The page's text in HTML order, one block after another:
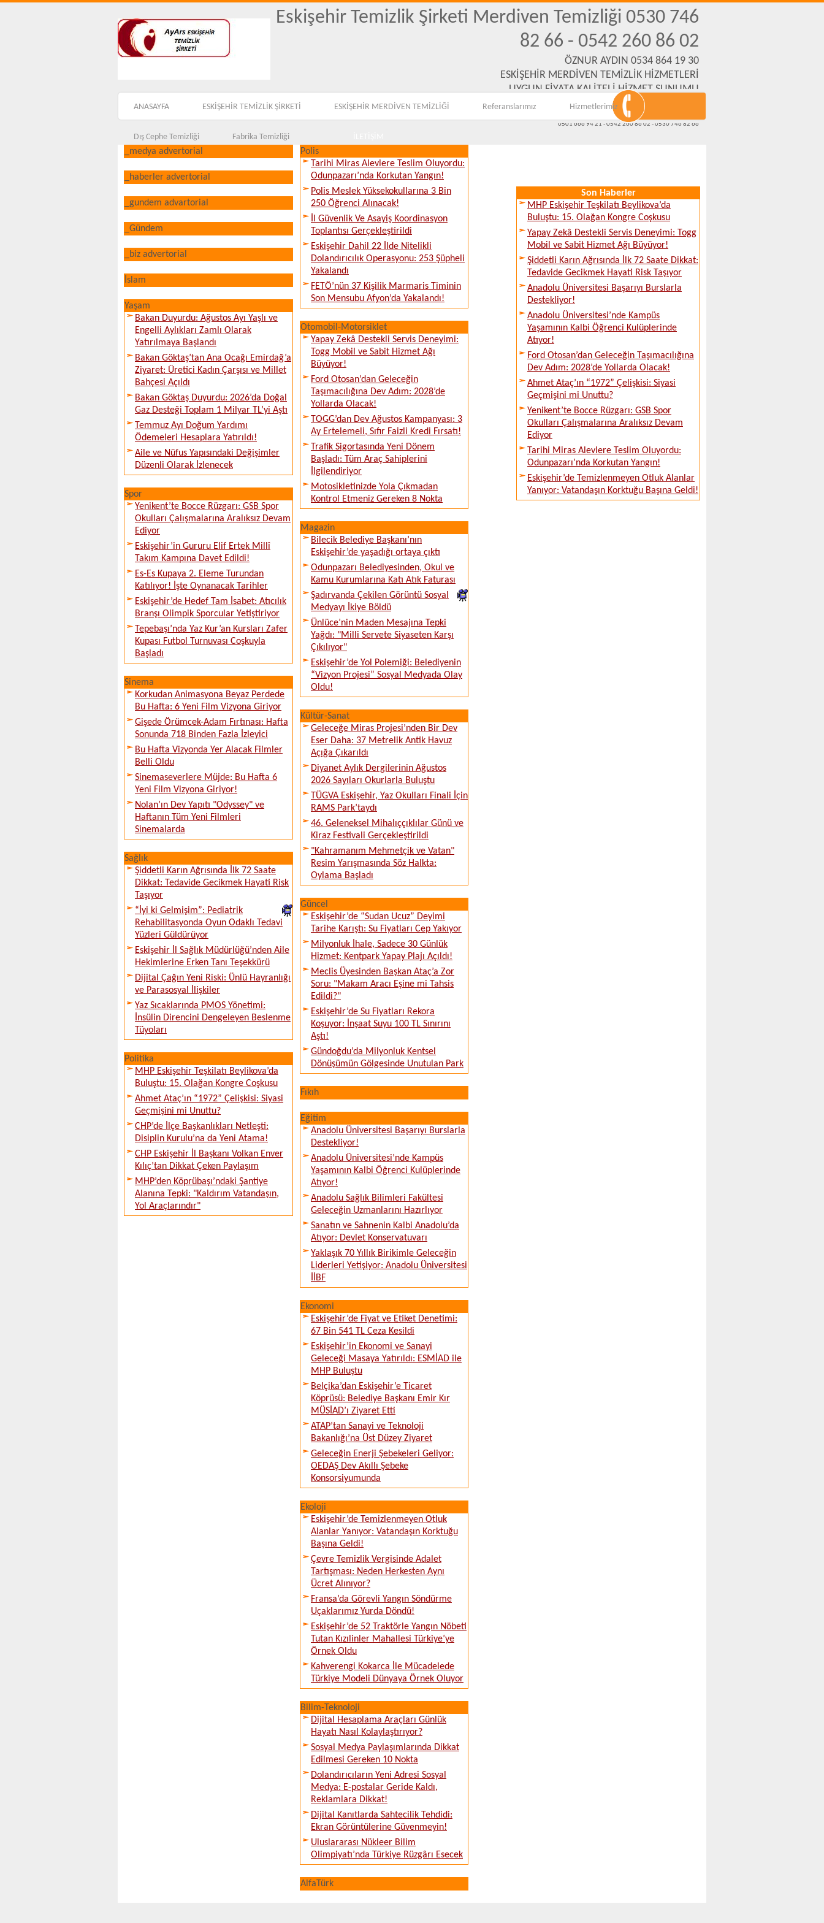
Eskişehir Temizlik Şirketi Merdiven Temizliği 0530 746
82 66 - 0542 260 86 02
ÖZNUR AYDIN 0534 864 19 30
ESKİŞEHİR MERDİVEN TEMİZLİK HİZMETLERİ
UYGUN FİYATA KALİTELİ HİZMET SUNUMU
Emek Mh. Yanartaş Sk. No:31 Eskişehir
www.eskisehirmerdiventemizliksirketi.com
0501 666 94 21 - 0542 260 86 02 - 0530 746 82 66
ANASAYFA ESKİŞEHİR TEMİZLİK ŞİRKETİ ESKİŞEHİR MERDİVEN TEMİZLİĞİ Referanslarımız Hizmetlerimiz
Dış Cephe Temizliği Fabrika Temizliği
_medya advertorial
_haberler advertorial
_gundem advartorial
_Gündem
_biz advertorial
İslam
Yaşam
Bakan Duyurdu: Ağustos Ayı Yaşlı ve
Engelli Aylıkları Zamlı Olarak
Yatırılmaya Başlandı
Bakan Göktaş’tan Ana Ocağı Emirdağ’a
Ziyaret: Üretici Kadın Çarşısı ve Millet
Bahçesi Açıldı
Bakan Göktaş Duyurdu: 2026’da Doğal
Gaz Desteği Toplam 1 Milyar TL’yi Aştı
Temmuz Ayı Doğum Yardımı
Ödemeleri Hesaplara Yatırıldı!
Aile ve Nüfus Yapısındaki Değişimler
Düzenli Olarak İzlenecek
Spor
Yenikent’te Bocce Rüzgarı: GSB Spor
Okulları Çalışmalarına Aralıksız Devam
Ediyor
Eskişehir’in Gururu Elif Ertek Millî
Takım Kampına Davet Edildi!
Es-Es Kupaya 2. Eleme Turundan
Katılıyor! İşte Oynanacak Tarihler
Eskişehir’de Hedef Tam İsabet: Atıcılık
Branşı Olimpik Sporcular Yetiştiriyor
Tepebaşı’nda Yaz Kur’an Kursları Zafer
Kupası Futbol Turnuvası Coşkuyla
Başladı
Sinema
Korkudan Animasyona Beyaz Perdede
Bu Hafta: 6 Yeni Film Vizyona Giriyor
Gişede Örümcek-Adam Fırtınası: Hafta
Sonunda 718 Binden Fazla İzleyici
Bu Hafta Vizyonda Yer Alacak Filmler
Belli Oldu
Sinemaseverlere Müjde: Bu Hafta 6
Yeni Film Vizyona Giriyor!
Nolan’ın Dev Yapıtı "Odyssey" ve
Haftanın Tüm Yeni Filmleri
Sinemalarda
Sağlık
Şiddetli Karın Ağrısında İlk 72 Saate
Dikkat: Tedavide Gecikmek Hayati Risk
Taşıyor
“İyi ki Gelmişim”: Pediatrik
Rehabilitasyonda Oyun Odaklı Tedavi
Yüzleri Güldürüyor
Eskişehir İl Sağlık Müdürlüğü’nden Aile
Hekimlerine Erken Tanı Teşekkürü
Dijital Çağın Yeni Riski: Ünlü Hayranlığı
ve Parasosyal İlişkiler
Yaz Sıcaklarında PMOS Yönetimi:
İnsülin Direncini Dengeleyen Beslenme
Tüyoları
Politika
MHP Eskişehir Teşkilatı Beylikova’da
Buluştu: 15. Olağan Kongre Coşkusu
Ahmet Ataç’ın “1972” Çelişkisi: Siyasi
Geçmişini mi Unuttu?
CHP’de İlçe Başkanlıkları Netleşti:
Disiplin Kurulu’na da Yeni Atama!
CHP Eskişehir İl Başkanı Volkan Enver
Kılıç’tan Dikkat Çeken Paylaşım
MHP’den Köprübaşı’ndaki Şantiye
Alanına Tepki: "Kaldırım Vatandaşın,
Yol Araçlarındır"
Polis
Tarihi Miras Alevlere Teslim Oluyordu:
Odunpazarı’nda Korkutan Yangın!
Polis Meslek Yüksekokullarına 3 Bin
250 Öğrenci Alınacak!
İl Güvenlik Ve Asayiş Koordinasyon
Toplantısı Gerçekleştirildi
Eskişehir Dahil 22 İlde Nitelikli
Dolandırıcılık Operasyonu: 253 Şüpheli
Yakalandı
FETÖ’nün 37 Kişilik Marmaris Timinin
Son Mensubu Afyon’da Yakalandı!
Otomobil-Motorsiklet
Yapay Zekâ Destekli Servis Deneyimi:
Togg Mobil ve Sabit Hizmet Ağı
Büyüyor!
Ford Otosan’dan Geleceğin
Taşımacılığına Dev Adım: 2028’de
Yollarda Olacak!
TOGG’dan Dev Ağustos Kampanyası: 3
Ay Ertelemeli, Sıfır Faizli Kredi Fırsatı!
Trafik Sigortasında Yeni Dönem
Başladı: Tüm Araç Sahiplerini
İlgilendiriyor
Motosikletinizde Yola Çıkmadan
Kontrol Etmeniz Gereken 8 Nokta
Magazin
Bilecik Belediye Başkanı’nın
Eskişehir’de yaşadığı ortaya çıktı
Odunpazarı Belediyesinden, Okul ve
Kamu Kurumlarına Katı Atık Faturası
Şadırvanda Çekilen Görüntü Sosyal
Medyayı İkiye Böldü
Ünlüce’nin Maden Mesajına Tepki
Yağdı: "Milli Servete Siyaseten Karşı
Çıkılıyor"
Eskişehir’de Yol Polemiği: Belediyenin
“Vizyon Projesi” Sosyal Medyada Olay
Oldu!
Kültür-Sanat
Geleceğe Miras Projesi’nden Bir Dev
Eser Daha: 37 Metrelik Antik Havuz
Açığa Çıkarıldı
Diyanet Aylık Dergilerinin Ağustos
2026 Sayıları Okurlarla Buluştu
TÜGVA Eskişehir, Yaz Okulları Finali İçin
RAMS Park’taydı
46. Geleneksel Mihalıççıklılar Günü ve
Kiraz Festivali Gerçekleştirildi
"Kahramanım Mehmetçik ve Vatan"
Resim Yarışmasında Söz Halkta:
Oylama Başladı
Güncel
Eskişehir’de “Sudan Ucuz” Deyimi
Tarihe Karıştı: Su Fiyatları Cep Yakıyor
Milyonluk İhale, Sadece 30 Günlük
Hizmet: Kentpark Yapay Plajı Açıldı!
Meclis Üyesinden Başkan Ataç’a Zor
Soru: "Makam Aracı Eşine mi Tahsis
Edildi?"
Eskişehir’de Su Fiyatları Rekora
Koşuyor: İnşaat Suyu 100 TL Sınırını
Aştı!
Gündoğdu’da Milyonluk Kentsel
Dönüşümün Gölgesinde Unutulan Park
Fıkıh
Eğitim
Anadolu Üniversitesi Başarıyı Burslarla
Destekliyor!
Anadolu Üniversitesi’nde Kampüs
Yaşamının Kalbi Öğrenci Kulüplerinde
Atıyor!
Anadolu Sağlık Bilimleri Fakültesi
Geleceğin Uzmanlarını Hazırlıyor
Sanatın ve Sahnenin Kalbi Anadolu’da
Atıyor: Devlet Konservatuvarı
Yaklaşık 70 Yıllık Birikimle Geleceğin
Liderleri Yetişiyor: Anadolu Üniversitesi
İİBF
Ekonomi
Eskişehir’de Fiyat ve Etiket Denetimi:
67 Bin 541 TL Ceza Kesildi
Eskişehir’in Ekonomi ve Sanayi
Geleceği Masaya Yatırıldı: ESMİAD ile
MHP Buluştu
Belçika’dan Eskişehir’e Ticaret
Köprüsü: Belediye Başkanı Emir Kır
MÜSİAD’ı Ziyaret Etti
ATAP’tan Sanayi ve Teknoloji
Bakanlığı’na Üst Düzey Ziyaret
Geleceğin Enerji Şebekeleri Geliyor:
OEDAŞ Dev Akıllı Şebeke
Konsorsiyumunda
Ekoloji
Eskişehir’de Temizlenmeyen Otluk
Alanlar Yanıyor: Vatandaşın Korktuğu
Başına Geldi!
Çevre Temizlik Vergisinde Adalet
Tartışması: Neden Herkesten Aynı
Ücret Alınıyor?
Fransa’da Görevli Yangın Söndürme
Uçaklarımız Yurda Döndü!
Eskişehir’de 52 Traktörle Yangın Nöbeti
Tutan Kızılinler Mahallesi Türkiye’ye
Örnek Oldu
Kahverengi Kokarca İle Mücadelede
Türkiye Modeli Dünyaya Örnek Oluyor
Bilim-Teknoloji
Dijital Hesaplama Araçları Günlük
Hayatı Nasıl Kolaylaştırıyor?
Sosyal Medya Paylaşımlarında Dikkat
Edilmesi Gereken 10 Nokta
Dolandırıcıların Yeni Adresi Sosyal
Medya: E-postalar Geride Kaldı,
Reklamlara Dikkat!
Dijital Kanıtlarda Sahtecilik Tehdidi:
Ekran Görüntülerine Güvenmeyin!
Uluslararası Nükleer Bilim
Olimpiyatı’nda Türkiye Rüzgârı Esecek
AlfaTürk
Son Haberler
MHP Eskişehir Teşkilatı Beylikova’da
Buluştu: 15. Olağan Kongre Coşkusu
Yapay Zekâ Destekli Servis Deneyimi: Togg
Mobil ve Sabit Hizmet Ağı Büyüyor!
Şiddetli Karın Ağrısında İlk 72 Saate Dikkat:
Tedavide Gecikmek Hayati Risk Taşıyor
Anadolu Üniversitesi Başarıyı Burslarla
Destekliyor!
Anadolu Üniversitesi’nde Kampüs
Yaşamının Kalbi Öğrenci Kulüplerinde
Atıyor!
Ford Otosan’dan Geleceğin Taşımacılığına
Dev Adım: 2028’de Yollarda Olacak!
Ahmet Ataç’ın “1972” Çelişkisi: Siyasi
Geçmişini mi Unuttu?
Yenikent’te Bocce Rüzgarı: GSB Spor
Okulları Çalışmalarına Aralıksız Devam
Ediyor
Tarihi Miras Alevlere Teslim Oluyordu:
Odunpazarı’nda Korkutan Yangın!
Eskişehir’de Temizlenmeyen Otluk Alanlar
Yanıyor: Vatandaşın Korktuğu Başına Geldi!